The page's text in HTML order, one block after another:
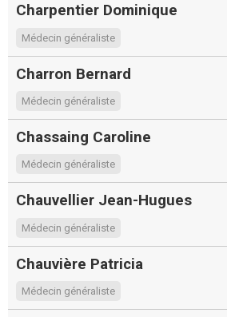
Charpentier Dominique
Médecin généraliste
Charron Bernard
Médecin généraliste
Chassaing Caroline
Médecin généraliste
Chauvellier Jean-Hugues
Médecin généraliste
Chauvière Patricia
Médecin généraliste